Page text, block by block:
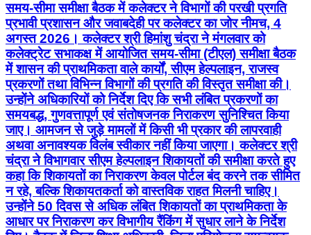
समय-सीमा समीक्षा बैठक में कलेक्टर ने विभागों की परखी प्रगति
प्रभावी प्रशासन और जवाबदेही पर कलेक्टर का जोर नीमच, 4
अगस्त 2026। कलेक्टर श्री हिमांशु चंद्रा ने मंगलवार को
कलेक्ट्रेट सभाकक्ष में आयोजित समय-सीमा (टीएल) समीक्षा बैठक
में शासन की प्राथमिकता वाले कार्यों, सीएम हेल्पलाइन, राजस्व
प्रकरणों तथा विभिन्न विभागों की प्रगति की विस्तृत समीक्षा की।
उन्होंने अधिकारियों को निर्देश दिए कि सभी लंबित प्रकरणों का
समयबद्ध, गुणवत्तापूर्ण एवं संतोषजनक निराकरण सुनिश्चित किया
जाए। आमजन से जुड़े मामलों में किसी भी प्रकार की लापरवाही
अथवा अनावश्यक विलंब स्वीकार नहीं किया जाएगा। कलेक्टर श्री
चंद्रा ने विभागवार सीएम हेल्पलाइन शिकायतों की समीक्षा करते हुए
कहा कि शिकायतों का निराकरण केवल पोर्टल बंद करने तक सीमित
न रहे, बल्कि शिकायतकर्ता को वास्तविक राहत मिलनी चाहिए।
उन्होंने 50 दिवस से अधिक लंबित शिकायतों का प्राथमिकता के
आधार पर निराकरण कर विभागीय रैंकिंग में सुधार लाने के निर्देश